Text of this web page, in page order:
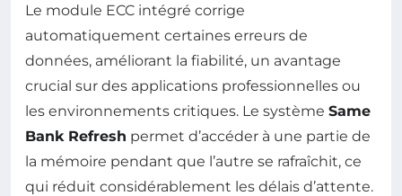
Le module ECC intégré corrige
automatiquement certaines erreurs de
données, améliorant la fiabilité, un avantage
crucial sur des applications professionnelles ou
les environnements critiques. Le système Same
Bank Refresh permet d’accéder à une partie de
la mémoire pendant que l’autre se rafraîchit, ce
qui réduit considérablement les délais d’attente.